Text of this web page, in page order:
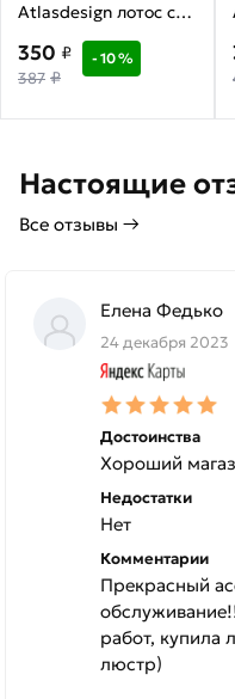
Atlasdesign лотос с
заземлением со
шторками, 16а,
ATN001345
350 ₽
387 ₽
- 10 %
Настоящие
Все отзывы →
Елена Федько
24 декабря 2023
Достоинства
Хороший
Недостатки
Нет
Комментарии
Прекрасный
работ, купила
люстр)